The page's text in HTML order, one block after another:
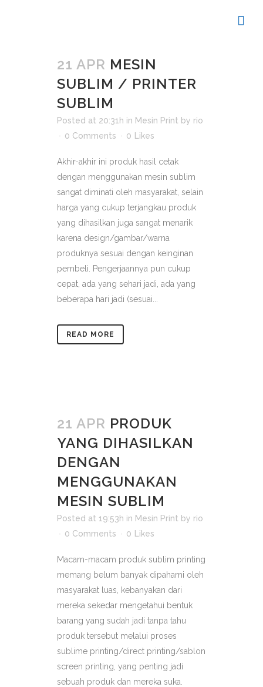
21 APR MESIN
SUBLIM / PRINTER
SUBLIM
Posted at 20:31h in Mesin Print by rio
0 Comments
0 Likes
Akhir-akhir ini produk hasil cetak
dengan menggunakan mesin sublim
sangat diminati oleh masyarakat, selain
harga yang cukup terjangkau produk
yang dihasilkan juga sangat menarik
karena design/gambar/warna
produknya sesuai dengan keinginan
pembeli. Pengerjaannya pun cukup
cepat, ada yang sehari jadi, ada yang
beberapa hari jadi (sesuai...
READ MORE
21 APR PRODUK
YANG DIHASILKAN
DENGAN
MENGGUNAKAN
MESIN SUBLIM
Posted at 19:53h in Mesin Print by rio
0 Comments
0 Likes
Macam-macam produk sublim printing
memang belum banyak dipahami oleh
masyarakat luas, kebanyakan dari
mereka sekedar mengetahui bentuk
barang yang sudah jadi tanpa tahu
produk tersebut melalui proses
sublime printing/direct printing/sablon
screen printing, yang penting jadi
sebuah produk dan mereka suka.